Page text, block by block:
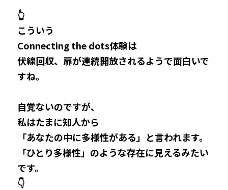
👆
こういう
Connecting the dots体験は
伏線回収、扉が連続開放されるようで面白いで
すね。
自覚ないのですが、
私はたまに知人から
「あなたの中に多様性がある」と言われます。
「ひとり多様性」のような存在に見えるみたい
です。
👇